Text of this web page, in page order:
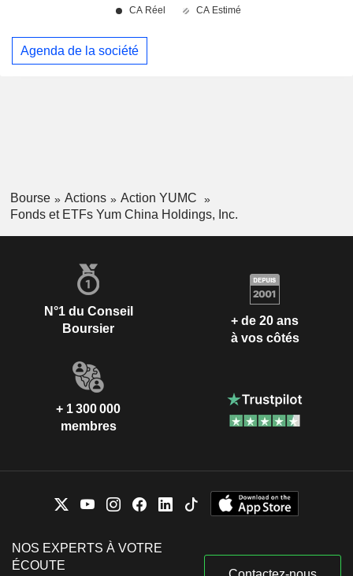
Agenda de la société
Bourse Actions
Action YUMC
Fonds et ETFs Yum China Holdings, Inc.
N°1 du Conseil
Boursier
+ de 20 ans
à vos côtés
+ 1 300 000
membres
NOS EXPERTS À VOTRE
ÉCOUTE